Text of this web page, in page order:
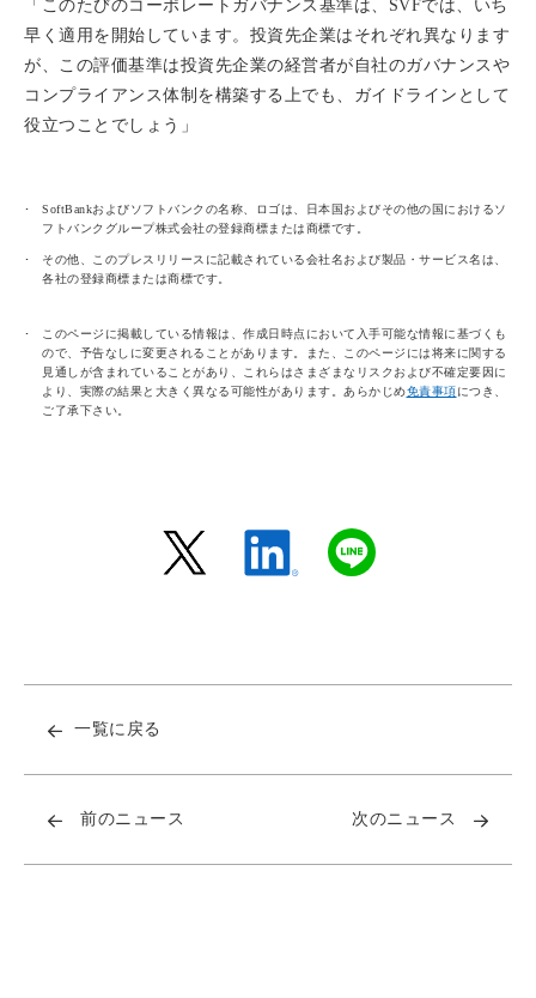
「このたびのコーポレートガバナンス基準は、SVFでは、いち
早く適用を開始しています。投資先企業はそれぞれ異なります
が、この評価基準は投資先企業の経営者が自社のガバナンスや
コンプライアンス体制を構築する上でも、ガイドラインとして
役立つことでしょう」
SoftBankおよびソフトバンクの名称、ロゴは、日本国およびその他の国におけるソ
フトバンクグループ株式会社の登録商標または商標です。
その他、このプレスリリースに記載されている会社名および製品・サービス名は、
各社の登録商標または商標です。
このページに掲載している情報は、作成日時点において入手可能な情報に基づくも
ので、予告なしに変更されることがあります。また、このページには将来に関する
見通しが含まれていることがあり、これらはさまざまなリスクおよび不確定要因に
より、実際の結果と大きく異なる可能性があります。あらかじめ免責事項につき、
ご了承下さい。
一覧に戻る
前のニュース 次のニュース